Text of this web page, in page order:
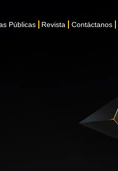
Públicas Revista Contáctanos